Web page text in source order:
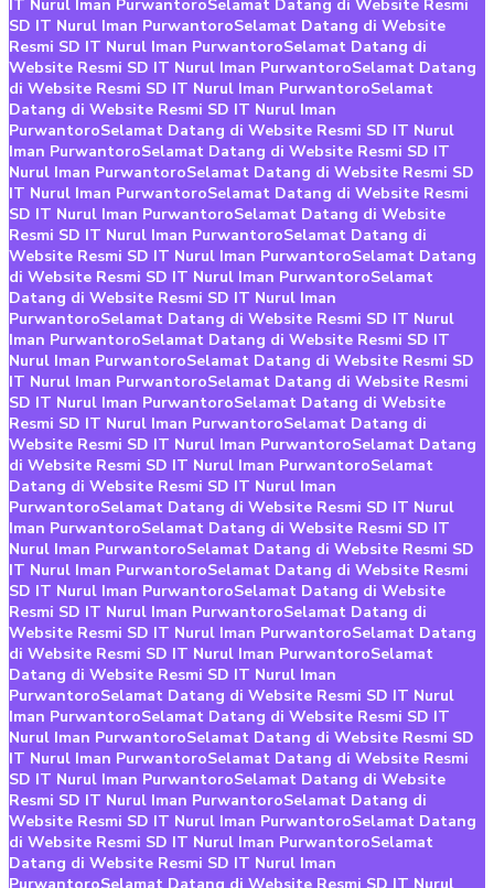
IT Nurul Iman PurwantoroSelamat Datang di Website Resmi
SD IT Nurul Iman PurwantoroSelamat Datang di Website
Resmi SD IT Nurul Iman PurwantoroSelamat Datang di
Website Resmi SD IT Nurul Iman PurwantoroSelamat Datang
di Website Resmi SD IT Nurul Iman PurwantoroSelamat
Datang di Website Resmi SD IT Nurul Iman
PurwantoroSelamat Datang di Website Resmi SD IT Nurul
Iman PurwantoroSelamat Datang di Website Resmi SD IT
Nurul Iman PurwantoroSelamat Datang di Website Resmi SD
IT Nurul Iman PurwantoroSelamat Datang di Website Resmi
SD IT Nurul Iman PurwantoroSelamat Datang di Website
Resmi SD IT Nurul Iman PurwantoroSelamat Datang di
Website Resmi SD IT Nurul Iman PurwantoroSelamat Datang
di Website Resmi SD IT Nurul Iman PurwantoroSelamat
Datang di Website Resmi SD IT Nurul Iman
PurwantoroSelamat Datang di Website Resmi SD IT Nurul
Iman PurwantoroSelamat Datang di Website Resmi SD IT
Nurul Iman PurwantoroSelamat Datang di Website Resmi SD
IT Nurul Iman PurwantoroSelamat Datang di Website Resmi
SD IT Nurul Iman PurwantoroSelamat Datang di Website
Resmi SD IT Nurul Iman PurwantoroSelamat Datang di
Website Resmi SD IT Nurul Iman PurwantoroSelamat Datang
di Website Resmi SD IT Nurul Iman PurwantoroSelamat
Datang di Website Resmi SD IT Nurul Iman
PurwantoroSelamat Datang di Website Resmi SD IT Nurul
Iman PurwantoroSelamat Datang di Website Resmi SD IT
Nurul Iman PurwantoroSelamat Datang di Website Resmi SD
IT Nurul Iman PurwantoroSelamat Datang di Website Resmi
SD IT Nurul Iman PurwantoroSelamat Datang di Website
Resmi SD IT Nurul Iman PurwantoroSelamat Datang di
Website Resmi SD IT Nurul Iman PurwantoroSelamat Datang
di Website Resmi SD IT Nurul Iman PurwantoroSelamat
Datang di Website Resmi SD IT Nurul Iman
PurwantoroSelamat Datang di Website Resmi SD IT Nurul
Iman PurwantoroSelamat Datang di Website Resmi SD IT
Nurul Iman PurwantoroSelamat Datang di Website Resmi SD
IT Nurul Iman PurwantoroSelamat Datang di Website Resmi
SD IT Nurul Iman PurwantoroSelamat Datang di Website
Resmi SD IT Nurul Iman PurwantoroSelamat Datang di
Website Resmi SD IT Nurul Iman PurwantoroSelamat Datang
di Website Resmi SD IT Nurul Iman PurwantoroSelamat
Datang di Website Resmi SD IT Nurul Iman